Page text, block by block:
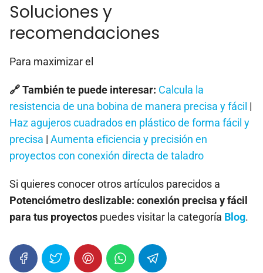
Soluciones y
recomendaciones
Para maximizar el
🔗 También te puede interesar: Calcula la
resistencia de una bobina de manera precisa y fácil |
Haz agujeros cuadrados en plástico de forma fácil y
precisa | Aumenta eficiencia y precisión en
proyectos con conexión directa de taladro
Si quieres conocer otros artículos parecidos a
Potenciómetro deslizable: conexión precisa y fácil
para tus proyectos puedes visitar la categoría Blog.